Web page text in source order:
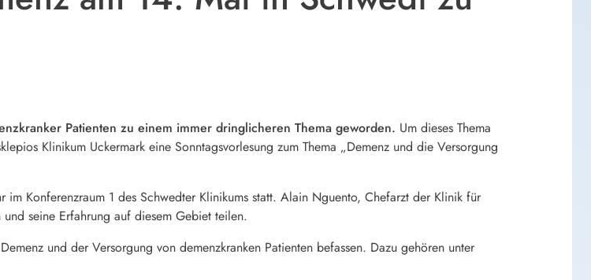
Patienten zu einem immer dringlicheren Thema geworden. Um dieses Thema
Klinikum Uckermark eine Sonntagsvorlesung zum Thema „Demenz und die Versorgung
Konferenzraum 1 des Schwedter Klinikums statt. Alain Nguento, Chefarzt der Klinik für
seine Erfahrung auf diesem Gebiet teilen.
und der Versorgung von demenzkranken Patienten befassen. Dazu gehören unter